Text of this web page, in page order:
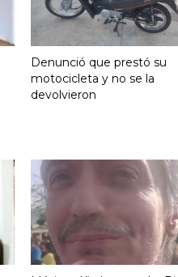
Denunció que prestó su
motocicleta y no se la
devolvieron